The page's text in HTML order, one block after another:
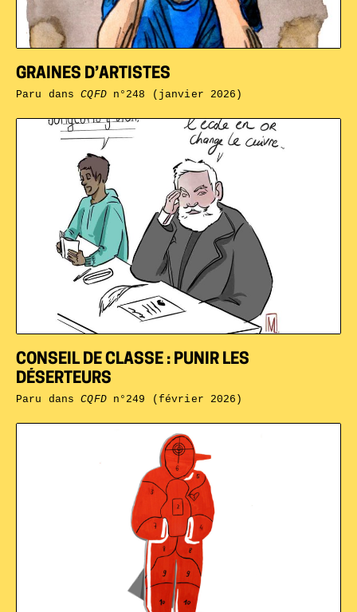
CONSEIL DE CLASSE : PUNIR LES
DÉSERTEURS
Paru dansCQFDn°249 (février 2026)
GRAINES D’ARTISTES
Paru dansCQFDn°248 (janvier 2026)